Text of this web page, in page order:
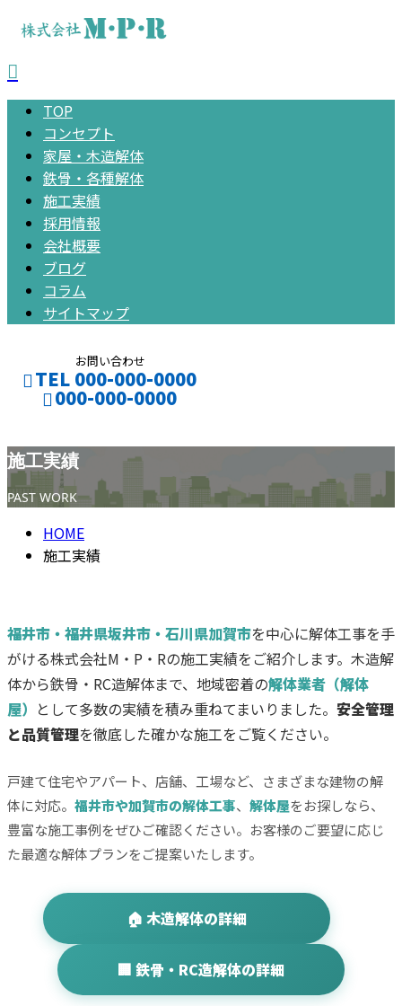
TOP
コンセプト
家屋・木造解体
鉄骨・各種解体
施工実績
採用情報
会社概要
ブログ
コラム
サイトマップ
お問い合わせ
TEL 000-000-0000
000-000-0000
ENTRY
CONTACT
施工実績
PAST WORK
HOME
施工実績
福井市・福井県坂井市・石川県加賀市を中心に解体工事を手
がける株式会社M・P・Rの施工実績をご紹介します。木造解
体から鉄骨・RC造解体まで、地域密着の解体業者（解体
屋） として多数の実績を積み重ねてまいりました。 安全管理
と品質管理を徹底した確かな施工をご覧ください。
戸建て住宅やアパート、店舗、工場など、さまざまな建物の解
体に対応。 福井市や加賀市の解体工事、 解体屋をお探しなら、
豊富な施工事例をぜひご確認ください。お客様のご要望に応じ
た最適な解体プランをご提案いたします。
🏠 木造解体の詳細
🏢 鉄骨・RC造解体の詳細